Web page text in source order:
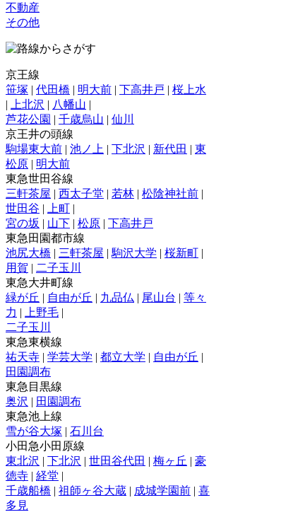
不動産
その他
京王線
笹塚 | 代田橋 | 明大前 | 下高井戸 | 桜上水
|
上北沢 | 八幡山 |
芦花公園 | 千歳烏山 | 仙川
京王井の頭線
駒場東大前 | 池ノ上 | 下北沢 | 新代田 | 東
松原 | 明大前
東急世田谷線
三軒茶屋 | 西太子堂 | 若林 | 松陰神社前 |
世田谷 | 上町 |
宮の坂 | 山下 | 松原 | 下高井戸
東急田園都市線
池尻大橋 | 三軒茶屋 | 駒沢大学 | 桜新町 |
用賀 | 二子玉川
東急大井町線
緑が丘 | 自由が丘 | 九品仏 | 尾山台 | 等々
力 | 上野毛 |
二子玉川
東急東横線
祐天寺 | 学芸大学 | 都立大学 | 自由が丘 |
田園調布
東急目黒線
奥沢 | 田園調布
東急池上線
雪が谷大塚 | 石川台
小田急小田原線
東北沢 | 下北沢 | 世田谷代田 | 梅ヶ丘 | 豪
徳寺 | 経堂 |
千歳船橋 | 祖師ヶ谷大蔵 | 成城学園前 | 喜
多見